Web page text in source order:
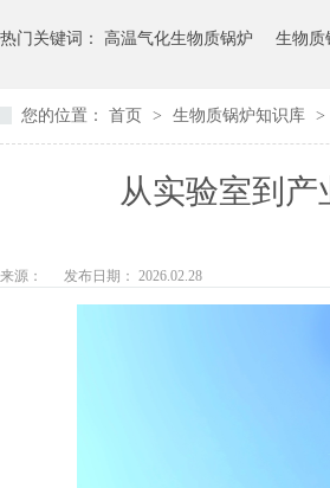
热门关键词： 高温气化生物质锅炉 生物质
您的位置： 首页 > 生物质锅炉知识库 >
从实验室到
来源： 发布日期： 2026.02.28